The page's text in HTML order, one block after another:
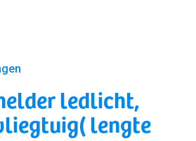
ledlicht,
lengte